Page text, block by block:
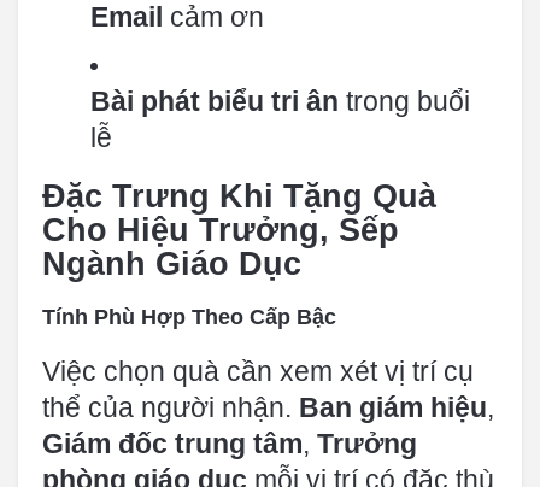
Email cảm ơn
Bài phát biểu tri ân trong buổi
lễ
Đặc Trưng Khi Tặng Quà
Cho Hiệu Trưởng, Sếp
Ngành Giáo Dục
Tính Phù Hợp Theo Cấp Bậc
Việc chọn quà cần xem xét vị trí cụ
thể của người nhận. Ban giám hiệu,
Giám đốc trung tâm, Trưởng
phòng giáo dục mỗi vị trí có đặc thù